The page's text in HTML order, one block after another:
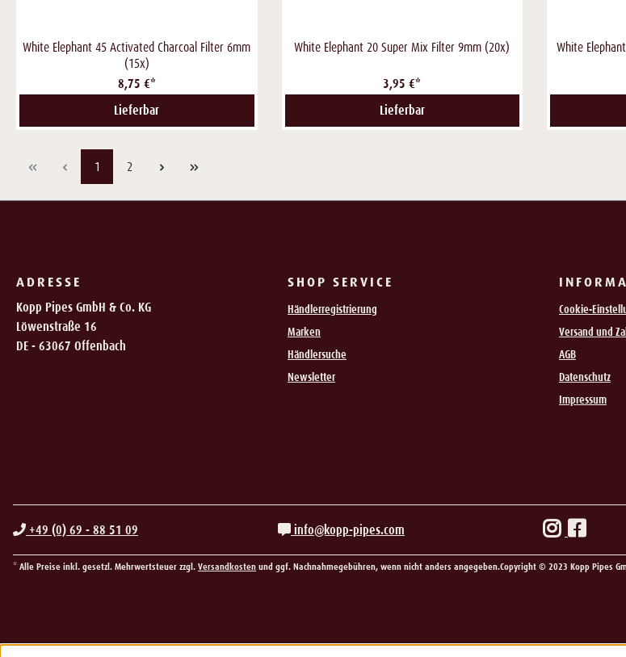
White Elephant 45 Activated Charcoal Filter 6mm
(15x)
8,75 €*
Lieferbar
White Elephant 20 Super Mix Filter 9mm (20x)
3,95 €*
Lieferbar
White
Seite
1 Seite
2
ADRESSE
Kopp Pipes GmbH & Co. KG
Löwenstraße 16
DE - 63067 Offenbach
SHOP SERVICE
Händlerregistrierung
Marken
Händlersuche
Newsletter
Cookie-
Versand und
AGB
Datenschutz
Impressum
+49 (0) 69 - 88 51 09 info@kopp-pipes.com
* Alle Preise inkl. gesetzl. Mehrwertsteuer zzgl. Versandkosten und ggf. Nachnahmegebühren, wenn nicht anders angegeben.Copyright © 2023 Kopp Pipes